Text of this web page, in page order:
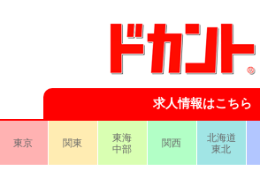
求人情報はこちら
東京 関東
東海
中部
関西
北海道
東北